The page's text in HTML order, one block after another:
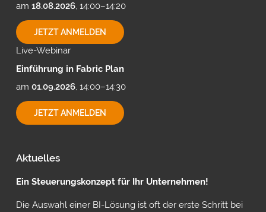
am 18.08.2026, 14:00–14:20
JETZT ANMELDENINDIVIDUELLE
PLANUNG
ON
INSIGHTSOFTWARE
Live-Webinar
Einführung in Fabric Plan
am 01.09.2026, 14:00–14:30
JETZT ANMELDENEINFÜHRUNG
Aktuelles
Ein Steuerungskonzept für Ihr Unternehmen!
Die Auswahl einer BI-Lösung ist oft der erste Schritt bei